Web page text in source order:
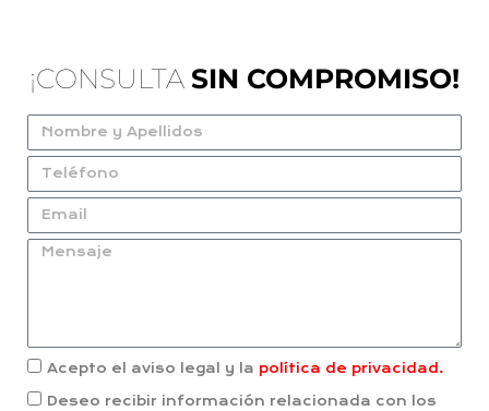
¡CONSULTA SIN COMPROMISO!
Acepto el aviso legal y la política de privacidad.
Deseo recibir información relacionada con los